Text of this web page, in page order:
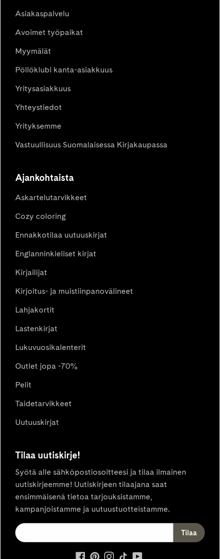
Asiakaspalvelu
Avoimet työpaikat
Myymälät
Pöllöklubi kanta-asiakkuus
Yritysasiakkuus
Yhteystiedot
Yrityksemme
Vastuullisuus Suomalaisessa Kirjakaupassa
Ajankohtaista
Askartelutarvikkeet
Cozy coloring
Ennakkotilaa uutuuskirjat
Englanninkieliset kirjat
Kirjailijat
Kirjoitus- ja muistiinpanovälineet
Lahjakortit
Lastenkirjat
Lukuvuosikalenterit
Outlet jopa -70%
Pelit
Taidetarvikkeet
Uutuuskirjat
Tilaa uutiskirje!
Syötä alle sähköpostiosoitteesi ja tilaa ilmainen
uutiskirjeemme! Uutiskirjeen tilaajana saat
ensimmäisenä tietoa tarjouksistamme,
kampanjoistamme ja uutuustuotteistamme.
ulkoinenulkoinen
ulkoinenulkoinen